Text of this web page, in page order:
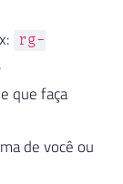
rg-
que faça
de você ou